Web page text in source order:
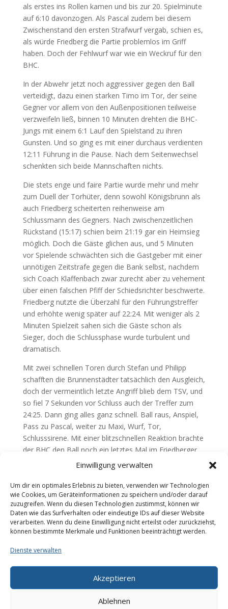
Einwilligung verwalten
Um dir ein optimales Erlebnis zu bieten, verwenden wir Technologien
wie Cookies, um Geräteinformationen zu speichern und/oder darauf
zuzugreifen. Wenn du diesen Technologien zustimmst, können wir
Daten wie das Surfverhalten oder eindeutige IDs auf dieser Website
verarbeiten. Wenn du deine Einwilligung nicht erteilst oder zurückziehst,
können bestimmte Merkmale und Funktionen beeinträchtigt werden.
Dienste verwalten
Akzeptieren
Ablehnen
als erstes ins Rollen kamen und bis zur 20. Spielminute
auf 6:10 davonzogen. Als Pascal zudem bei diesem
Zwischenstand den ersten Strafwurf vergab, schien es,
als würde Friedberg die Partie problemlos im Griff
haben. Doch der Fehlwurf war wie ein Weckruf für den
BHC.
In der Abwehr jetzt noch aggressiver gegen den Ball
verteidigt, dazu einen starken Timo im Tor, der seine
Gegner vor allem von den Außenpositionen teilweise
verzweifeln ließ, binnen 10 Minuten drehten die BHC-
Jungs mit einem 6:1 Lauf den Spielstand zu ihren
Gunsten. Und so ging es mit einer durchaus verdienten
12:11 Führung in die Pause. Nach dem Seitenwechsel
schenkten sich beide Mannschaften nichts.
Die stets enge und faire Partie wurde mehr und mehr
zum Duell der Torhüter, denn sowohl Königsbrunn als
auch Friedberg scheiterten reihenweise am
Schlussmann des Gegners. Nach zwischenzeitlichen
Rückstand (15:17) schien beim 21:19 gar ein Heimsieg
möglich. Doch die Gäste glichen aus, und 5 Minuten
vor Spielende schwächten sich die Gastgeber mit einer
unnötigen Zeitstrafe gegen die Bank selbst, nachdem
sich Coach Klaffenbach zwar zurecht aber zu vehement
über einen falschen Pfiff der Schiedsrichter beschwerte.
Friedberg nutzte die Überzahl für den Führungstreffer
und erhöhte wenig später auf 22:24. Mit weniger als 2
Minuten Spielzeit sahen sich die Gäste schon als
Sieger, doch die Schlussphase wurde turbulent und
dramatisch.
Mit zwei schnellen Toren durch Stefan und Philipp
schafften die Brunnenstädter tatsächlich den Ausgleich,
doch der vermeintlich letzte Angriff blieb dem TSV, und
so fiel 7 Sekunden vor Schluss auch der Treffer zum
24:25. Dann ging alles ganz schnell. Ball raus, Anspiel,
Pass zu Pascal, weiter zu Maxi, Wurf, Tor,
Schlusssirene. Mit einer blitzschnellen Reaktion brachte
der BHC den Ball noch ein letztes Mal im Friedberger
Tor unter, so dass ein spannendes Derby mit einer
unter dem Strich gerechten Punkteteilung endet.
Teilen mit:
Galerie
Impressum
Datenschutzerklärung
Cookie-Richtlinie (EU)
Kontakt